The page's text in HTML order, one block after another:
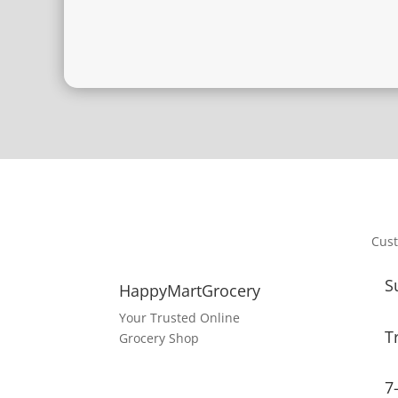
HappyMartGrocery
Your Trusted Online
Grocery Shop